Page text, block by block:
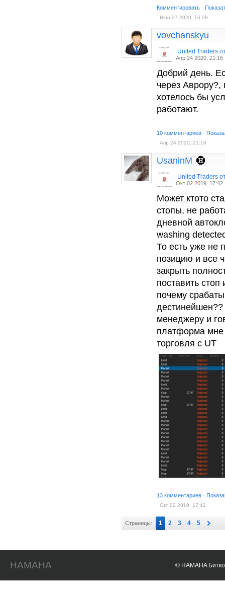
Комментировать ·
Июн 27 2020, 16:28
vovchanskyu
United Traders
Апр 24 2020, 21:16
Добрий день.
через Аврору?,
хотелось бы
работают.
10 комментариев ·
Апр 24 2020, 21:16
UsaninM
United Traders
Окт 02 2019, 17:42
Может ктото
стопы, не
дневной
washing
То есть уже не
позицию и все
закрыть
поставить
почему
дестинейшен??
менеджеру и
платформа мне
торговля с UT
13 комментариев ·
Окт 02 2019, 17:42
Страницы: 1 2 3 4 5
HAMAHA © HAMAHA